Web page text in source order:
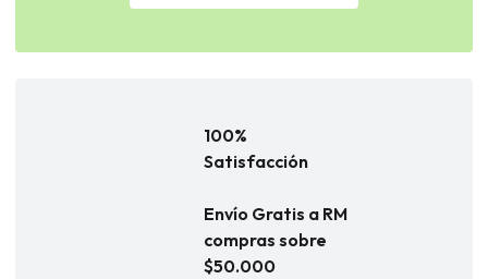
100%
Satisfacción
Envío Gratis a RM
compras sobre
$50.000